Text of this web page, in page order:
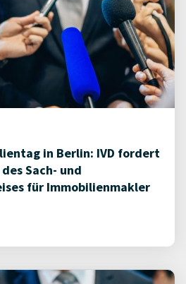
in Berlin: IVD fordert
Sach- und
für Immobilienmakler